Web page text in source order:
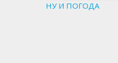
НУ И ПОГОДА